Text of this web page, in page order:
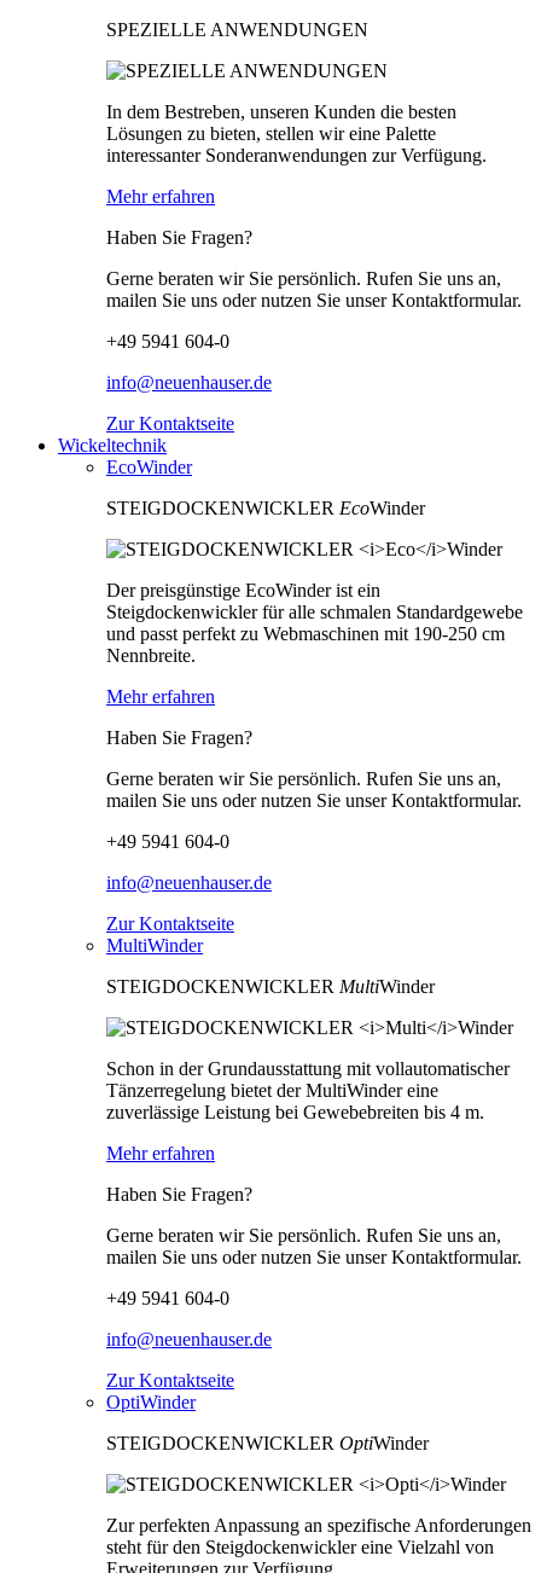
SPEZIELLE ANWENDUNGEN
In dem Bestreben, unseren Kunden die besten
Lösungen zu bieten, stellen wir eine Palette
interessanter Sonderanwendungen zur Verfügung.
Mehr erfahren
Haben Sie Fragen?
Gerne beraten wir Sie persönlich. Rufen Sie uns an,
mailen Sie uns oder nutzen Sie unser Kontaktformular.
+49 5941 604-0
info@neuenhauser.de
Zur Kontaktseite
Wickeltechnik
EcoWinder
STEIGDOCKENWICKLER EcoWinder
Der preisgünstige EcoWinder ist ein
Steigdockenwickler für alle schmalen Standardgewebe
und passt perfekt zu Webmaschinen mit 190-250 cm
Nennbreite.
Mehr erfahren
Haben Sie Fragen?
Gerne beraten wir Sie persönlich. Rufen Sie uns an,
mailen Sie uns oder nutzen Sie unser Kontaktformular.
+49 5941 604-0
info@neuenhauser.de
Zur Kontaktseite
MultiWinder
STEIGDOCKENWICKLER MultiWinder
Schon in der Grundausstattung mit vollautomatischer
Tänzerregelung bietet der MultiWinder eine
zuverlässige Leistung bei Gewebebreiten bis 4 m.
Mehr erfahren
Haben Sie Fragen?
Gerne beraten wir Sie persönlich. Rufen Sie uns an,
mailen Sie uns oder nutzen Sie unser Kontaktformular.
+49 5941 604-0
info@neuenhauser.de
Zur Kontaktseite
OptiWinder
STEIGDOCKENWICKLER OptiWinder
Zur perfekten Anpassung an spezifische Anforderungen
steht für den Steigdockenwickler eine Vielzahl von
Erweiterungen zur Verfügung.